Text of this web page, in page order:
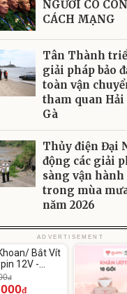
NGƯỜI CÓ
CÁCH MẠNG
Tân Thành
giải pháp bảo
toàn vận
tham quan Hải
Gà
Thủy điện Đại
động các giải
sàng vận hành
trong mùa
năm 2026
ADVERTISEMENT
Bắt Vít
12V -
đ
đ